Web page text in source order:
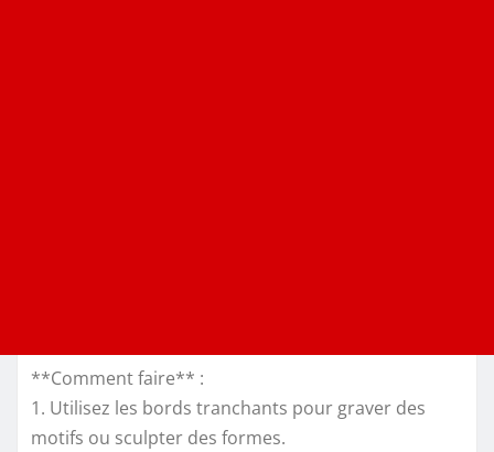
**Comment faire** :
1. Utilisez les bords tranchants pour graver des
motifs ou sculpter des formes.